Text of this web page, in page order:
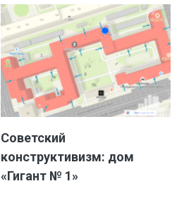
Советский
конструктивизм: дом
«Гигант № 1»